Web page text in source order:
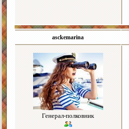
asckemarina
Генерал-полковник